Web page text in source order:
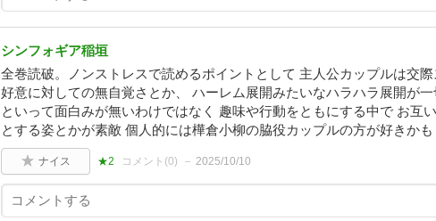
シンフォギア稲垣
全巻読破。ノンストレスで読めるポイントとして 主人公カップルは交
好意に対しての無自覚さとか、 ハーレム展開みたいなハラハラ展開が
といって面白みが無いわけではなく 趣味や行動をともにする中で お互
とする姿とかが素敵 個人的には樺倉小柳の脇役カップルの方が好きかも
ナイス ★2 コメント(0) 2025/10/10